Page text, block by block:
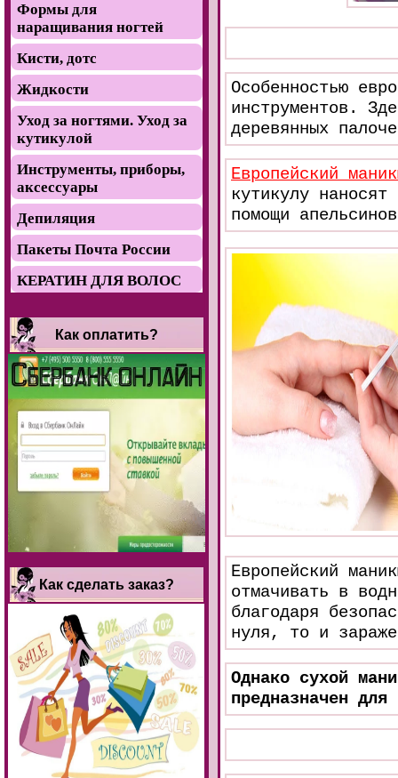
Формы для
наращивания ногтей
Кисти, дотс
Жидкости
Уход за ногтями. Уход за
кутикулой
Инструменты, приборы,
аксессуары
Депиляция
Пакеты Почта России
КЕРАТИН ДЛЯ ВОЛОС
Как оплатить?
Как сделать заказ?
Особенностью
инструментов.
деревянных
Европейский
кутикулу
помощи
Европейский
отмачивать в
благодаря
нуля, то и
Однако сухой
предназначен